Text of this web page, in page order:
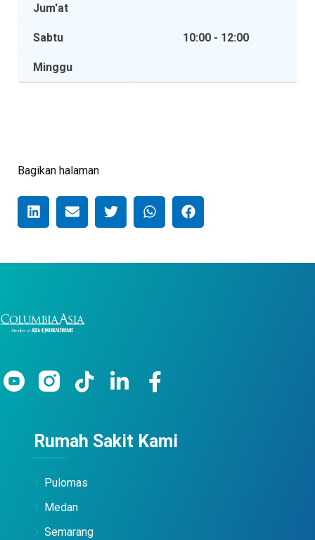
Jum'at
Sabtu 10:00 - 12:00
Minggu
Bagikan halaman
Rumah Sakit Kami
Pulomas
Medan
Semarang